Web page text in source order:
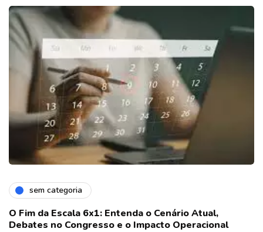
sem categoria
O Fim da Escala 6x1: Entenda o Cenário Atual,
Debates no Congresso e o Impacto Operacional